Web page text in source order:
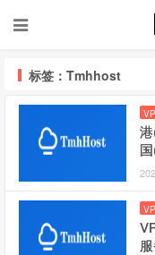
标签：Tmhhost